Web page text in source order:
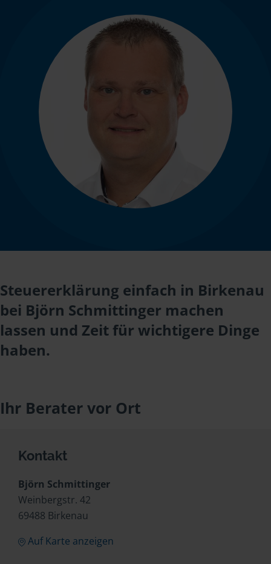
Steuererklärung einfach in Birkenau
bei Björn Schmittinger machen
lassen und Zeit für wichtigere Dinge
haben.
Ihr Berater vor Ort
Kontakt
Björn Schmittinger
Weinbergstr. 42
69488 Birkenau
Auf Karte anzeigen